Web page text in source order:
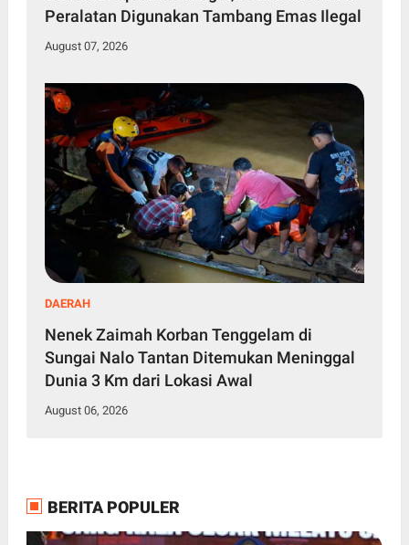
Peralatan Digunakan Tambang Emas Ilegal
August 07, 2026
DAERAH
Nenek Zaimah Korban Tenggelam di
Sungai Nalo Tantan Ditemukan Meninggal
Dunia 3 Km dari Lokasi Awal
August 06, 2026
BERITA POPULER